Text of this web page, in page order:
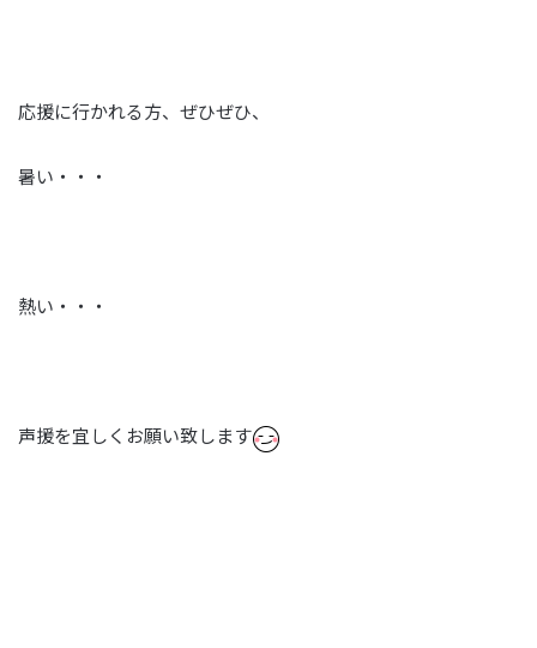
応援に行かれる方、ぜひぜひ、
暑い・・・
熱い・・・
声援を宜しくお願い致します